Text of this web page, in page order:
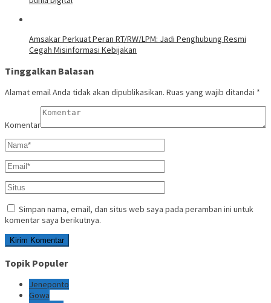
Amsakar Perkuat Peran RT/RW/LPM: Jadi Penghubung Resmi
Cegah Misinformasi Kebijakan
Tinggalkan Balasan
Alamat email Anda tidak akan dipublikasikan. Ruas yang wajib ditandai *
Komentar
Simpan nama, email, dan situs web saya pada peramban ini untuk
komentar saya berikutnya.
Topik Populer
Jeneponto
Gowa